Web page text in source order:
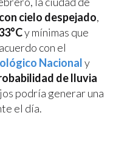
cielo despejado,
y mínimas que
con el
Nacionaly
de lluvia
podría generar una
el día.